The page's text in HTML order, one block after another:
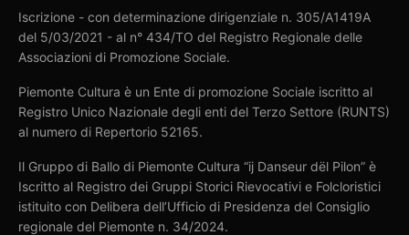
Iscrizione - con determinazione dirigenziale n. 305/A1419A
del 5/03/2021 - al n° 434/TO del Registro Regionale delle
Associazioni di Promozione Sociale.
Piemonte Cultura è un Ente di promozione Sociale iscritto al
Registro Unico Nazionale degli enti del Terzo Settore (RUNTS)
al numero di Repertorio 52165.
Il Gruppo di Ballo di Piemonte Cultura “ij Danseur dël Pilon” è
Iscritto al Registro dei Gruppi Storici Rievocativi e Folcloristici
istituito con Delibera dell’Ufficio di Presidenza del Consiglio
regionale del Piemonte n. 34/2024.